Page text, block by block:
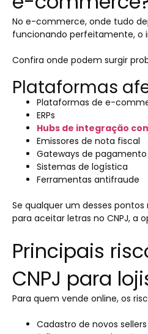
No e-commerce, onde tudo
funcionando perfeitamente, o
Confira onde podem surgir
Plataformas
Plataformas de e-
ERPs
Hubs de integração
Emissores de nota fiscal
Gateways de pagamento
Sistemas de logística
Ferramentas antifraude
Se qualquer um desses
para aceitar letras no CNPJ, a
Principais
CNPJ para
Para quem vende online, os
Cadastro de novos